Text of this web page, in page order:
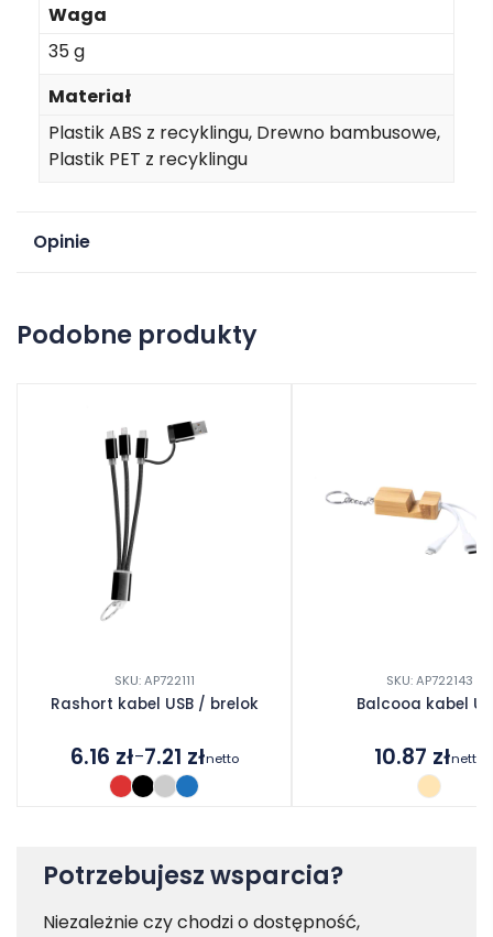
Waga
35 g
Materiał
Plastik ABS z recyklingu, Drewno bambusowe,
Plastik PET z recyklingu
Opinie
Podobne produkty
SKU: AP722111
Rashort kabel USB / brelok
6.16 zł–7.21 zł
Zakres
7.21 zł
netto
SKU: AP722143
Balcooa kabel
10.87 złnetto
Potrzebujesz wsparcia?
Niezależnie czy chodzi o dostępność,